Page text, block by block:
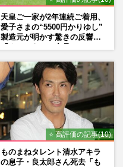
天皇ご一家が2年連続ご着用、
愛子さまの“5500円かりゆし”
製造元が明かす驚きの反響
⭐ 高評価の記事(10)
ものまねタレント清水アキラ
の息子・良太郎さん死去「も